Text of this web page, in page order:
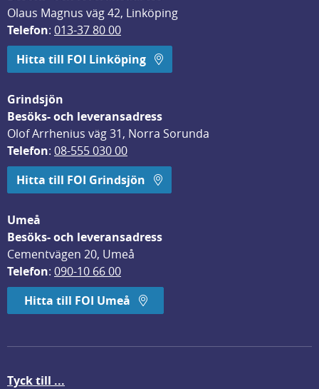
Olaus Magnus väg 42, Linköping
Telefon: 013-37 80 00
Hitta till FOI Linköping
Grindsjön
Besöks- och leveransadress
Olof Arrhenius väg 31, Norra Sorunda
Telefon: 08-555 030 00
Hitta till FOI Grindsjön
Umeå
Besöks- och leveransadress
Cementvägen 20, Umeå
Telefon: 090-10 66 00
Hitta till FOI Umeå
Tyck till ...